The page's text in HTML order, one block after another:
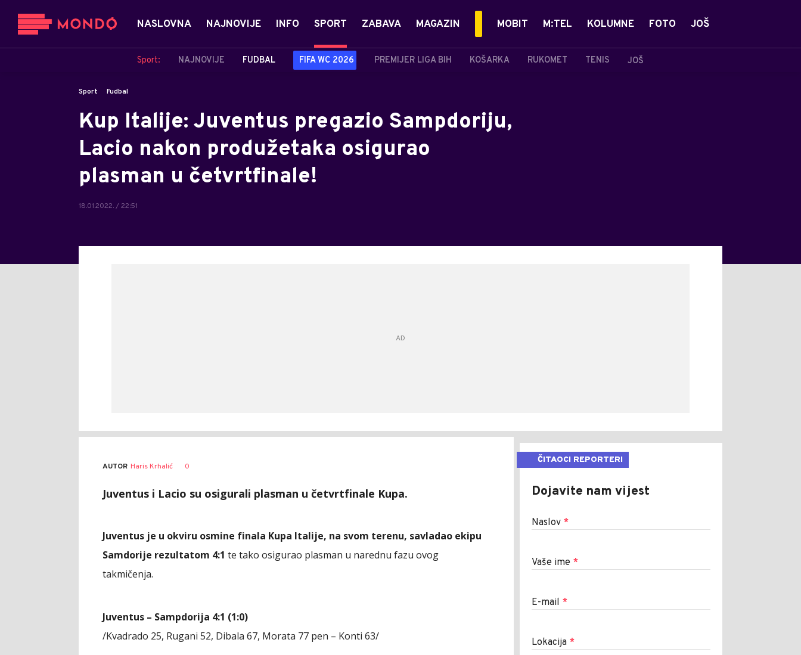
NASLOVNA NAJNOVIJE INFO SPORT
Sport: NAJNOVIJE FUDBAL FIFA WC 2026 PREMIJER LIGA BIH KOŠARKA RUKOMET TENIS JOŠ
ZABAVA MAGAZIN MOBIT M:TEL KOLUMNE FOTO JOŠ
Sport Fudbal
Kup Italije: Juventus pregazio Sampdoriju,
Lacio nakon produžetaka osigurao
plasman u četvrtfinale!
18.01.2022. / 22:51
AUTOR Haris Krhalić 0
Juventus i Lacio su osigurali plasman u četvrtfinale Kupa.
Juventus je u okviru osmine finala Kupa Italije, na svom terenu, savladao ekipu
Samdorije rezultatom 4:1 te tako osigurao plasman u narednu fazu ovog
takmičenja.
Juventus – Sampdorija 4:1 (1:0)
/Kvadrado 25, Rugani 52, Dibala 67, Morata 77 pen – Konti 63/
ČITAOCI REPORTERI
Dojavite nam vijest
Naslov *
Vaše ime *
E-mail *
Lokacija *